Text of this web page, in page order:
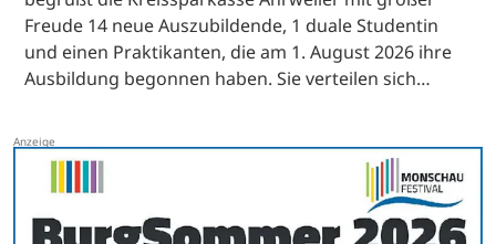
Freude 14 neue Auszubildende, 1 duale Studentin
und einen Praktikanten, die am 1. August 2026 ihre
Ausbildung begonnen haben. Sie verteilen sich…